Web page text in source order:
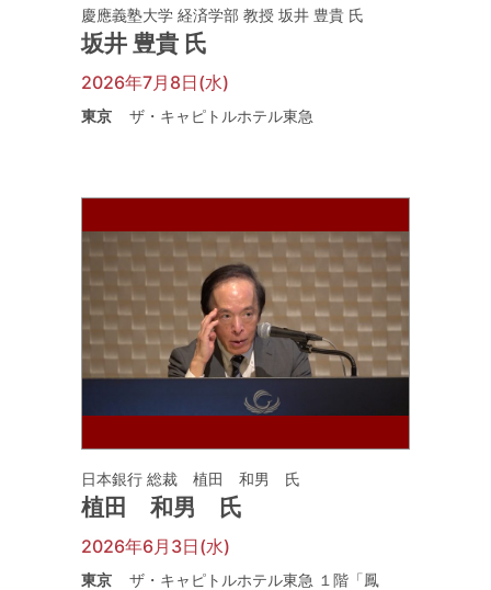
慶應義塾大学 経済学部 教授 坂井 豊貴 氏
坂井 豊貴 氏
2026年7月8日(水)
東京 ザ・キャピトルホテル東急
日本銀行 総裁 植田 和男 氏
植田 和男 氏
2026年6月3日(水)
東京
ザ・キャピトルホテル東急 １階「鳳